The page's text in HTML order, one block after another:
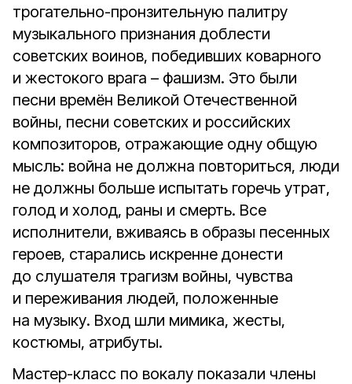
трогательно-пронзительную палитру
музыкального признания доблести
советских воинов, победивших коварного
и жестокого врага – фашизм. Это были
песни времён Великой Отечественной
войны, песни советских и российских
композиторов, отражающие одну общую
мысль: война не должна повториться, люди
не должны больше испытать горечь утрат,
голод и холод, раны и смерть. Все
исполнители, вживаясь в образы песенных
героев, старались искренне донести
до слушателя трагизм войны, чувства
и переживания людей, положенные
на музыку. Вход шли мимика, жесты,
костюмы, атрибуты.
Мастер-класс по вокалу показали члены